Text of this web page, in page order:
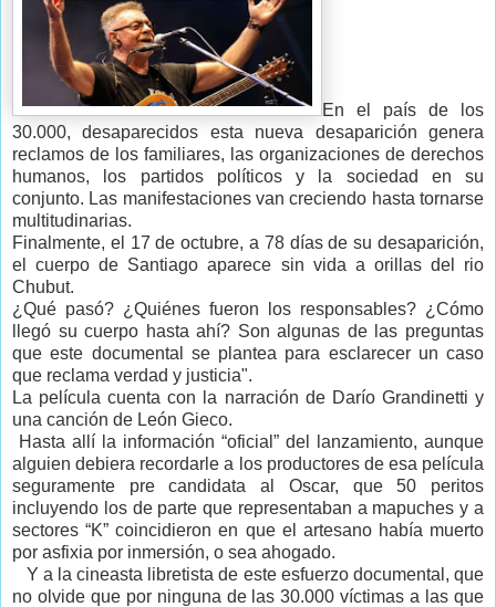
En el país de los
30.000, desaparecidos esta nueva desaparición genera
reclamos de los familiares, las organizaciones de derechos
humanos, los partidos políticos y la sociedad en su
conjunto. Las manifestaciones van creciendo hasta tornarse
multitudinarias.
Finalmente, el 17 de octubre, a 78 días de su desaparición,
el cuerpo de Santiago aparece sin vida a orillas del rio
Chubut.
¿Qué pasó? ¿Quiénes fueron los responsables? ¿Cómo
llegó su cuerpo hasta ahí? Son algunas de las preguntas
que este documental se plantea para esclarecer un caso
que reclama verdad y justicia".
La película cuenta con la narración de Darío Grandinetti y
una canción de León Gieco.
Hasta allí la información “oficial” del lanzamiento, aunque
alguien debiera recordarle a los productores de esa película
seguramente pre candidata al Oscar, que 50 peritos
incluyendo los de parte que representaban a mapuches y a
sectores “K” coincidieron en que el artesano había muerto
por asfixia por inmersión, o sea ahogado.
Y a la cineasta libretista de este esfuerzo documental, que
no olvide que por ninguna de las 30.000 víctimas a las que